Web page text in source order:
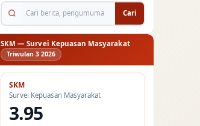
Cari berita, pengumuman...
Cari
SKM — Survei Kepuasan Masyarakat
Triwulan 3 2026
SKM
Survei Kepuasan Masyarakat
3.95